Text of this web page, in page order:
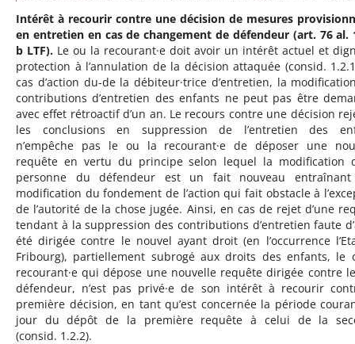
Intérêt à recourir contre une décision de mesures
en entretien en cas de changement de défendeur (art. 76 al.
b LTF). Le ou la recourant·e doit avoir un intérêt actuel et
protection à l’annulation de la décision attaquée (consid.
cas d’action du-de la débiteur·trice d’entretien, la
contributions d’entretien des enfants ne peut pas être
avec effet rétroactif d’un an. Le recours contre une décision
les conclusions en suppression de l’entretien des
n’empêche pas le ou la recourant·e de déposer une
requête en vertu du principe selon lequel la modification
personne du défendeur est un fait nouveau
modification du fondement de l’action qui fait obstacle à
de l’autorité de la chose jugée. Ainsi, en cas de rejet d’une
tendant à la suppression des contributions d’entretien faute
été dirigée contre le nouvel ayant droit (en l’occurrence
Fribourg), partiellement subrogé aux droits des enfants, le
recourant·e qui dépose une nouvelle requête dirigée contre
défendeur, n’est pas privé·e de son intérêt à recourir
première décision, en tant qu’est concernée la période
jour du dépôt de la première requête à celui de la
(consid. 1.2.2).